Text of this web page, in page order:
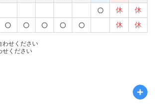
休
休
休 休
わせください
せください